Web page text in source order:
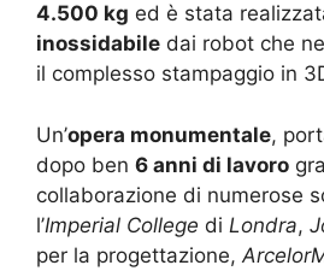
4.500 kg ed è stata
inossidabile dai robot che
il complesso stampaggio in
Un’opera monumentale,
dopo ben 6 anni di lavoro
collaborazione di numerose
l’Imperial College di Londra,
per la progettazione,